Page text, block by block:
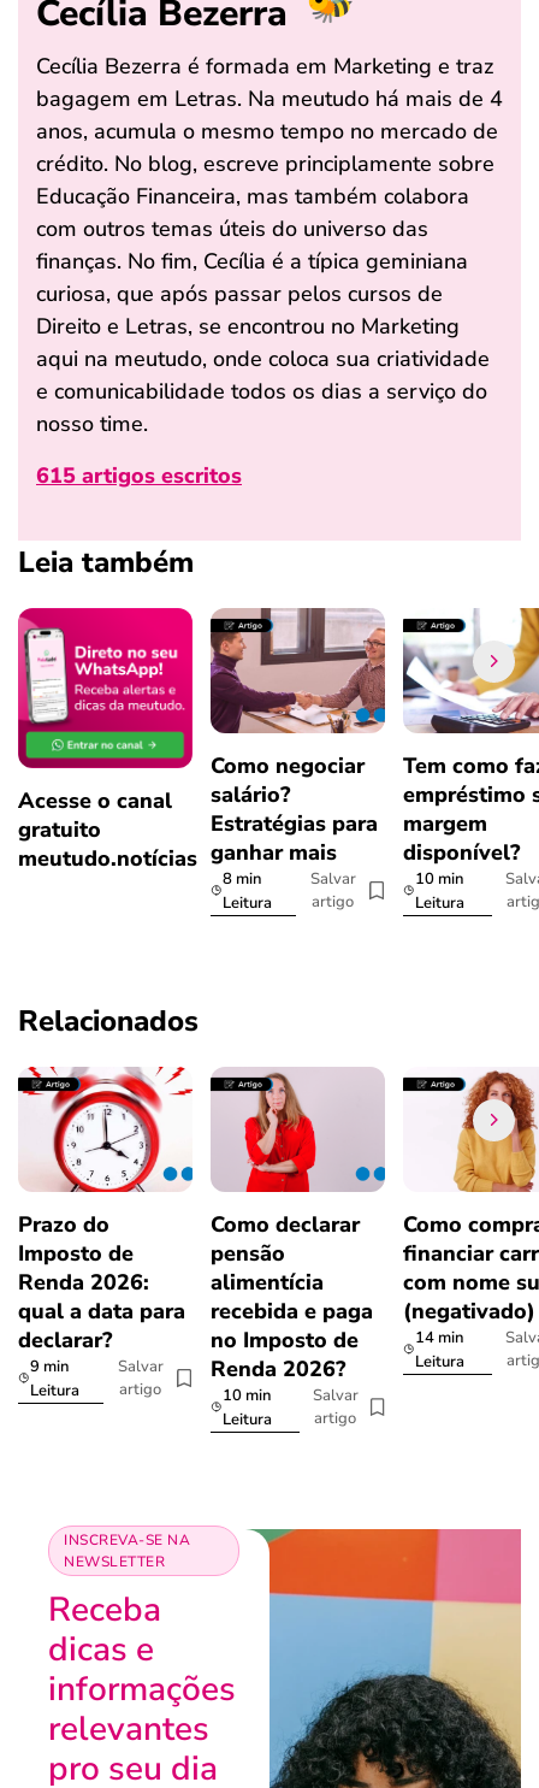
Cecília Bezerra
Cecília Bezerra é formada em Marketing e traz
bagagem em Letras. Na meutudo há mais de 4
anos, acumula o mesmo tempo no mercado de
crédito. No blog, escreve principlamente sobre
Educação Financeira, mas também colabora
com outros temas úteis do universo das
finanças. No fim, Cecília é a típica geminiana
curiosa, que após passar pelos cursos de
Direito e Letras, se encontrou no Marketing
aqui na meutudo, onde coloca sua criatividade
e comunicabilidade todos os dias a serviço do
nosso time.
615 artigos escritos
Leia também
Acesse o canal
gratuito
meutudo.notícias
Como negociar
salário?
Estratégias para
ganhar mais
8 min
Leitura
Salvar
artigo
Tem como
empréstimo
margem
disponível?
10 min
Leitura
Relacionados
Prazo do
Imposto de
Renda 2026:
qual a data para
declarar?
9 min
Leitura
Salvar
artigo
Como declarar
pensão
alimentícia
recebida e paga
no Imposto de
Renda 2026?
10 min
Leitura
Salvar
artigo
Como
financiar
com nome
(negativado)
14 min
Leitura
INSCREVA-SE NA
NEWSLETTER
Receba
dicas e
informações
relevantes
pro seu dia